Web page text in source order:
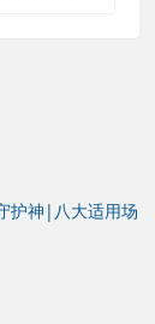
护神|八大适用场